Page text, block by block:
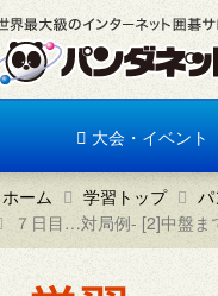
大会・イベント
ホーム 学習トップ
７日目…対局例- [2]中盤ま